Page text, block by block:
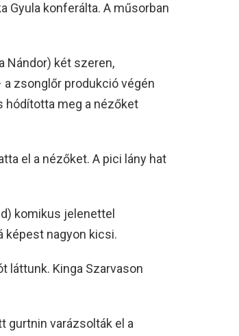
Gyula konferálta. A műsorban
Nándor) két szeren,
zsonglőr produkció végén
hódította meg a nézőket
el a nézőket. A pici lány hat
komikus jelenettel
képest nagyon kicsi.
Kinga Szarvason
gurtnin varázsolták el a